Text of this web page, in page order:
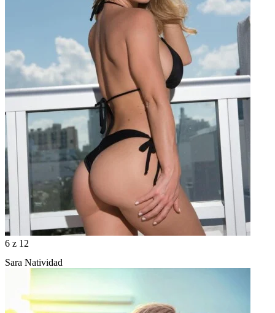
6 z 12
Sara Natividad